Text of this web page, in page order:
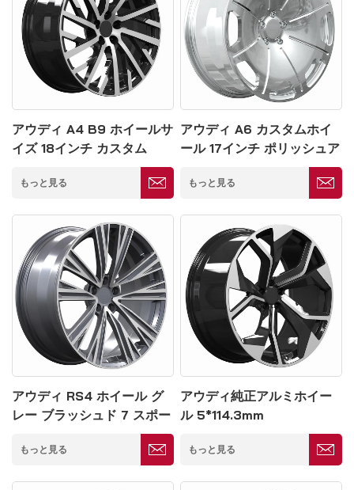
アウディ A4 B9 ホイールサ
イズ 18インチ カスタム
もっと見る
アウディ A6 カスタムホイ
ール 17インチ ポリッシュア
もっと見る
アウディ RS4 ホイール グ
レー ブラッシュド 7 スポー
ク コンケーブ リム 5*114.3
もっと見る
アウディ純正アルミホイー
ル 5*114.3mm
もっと見る